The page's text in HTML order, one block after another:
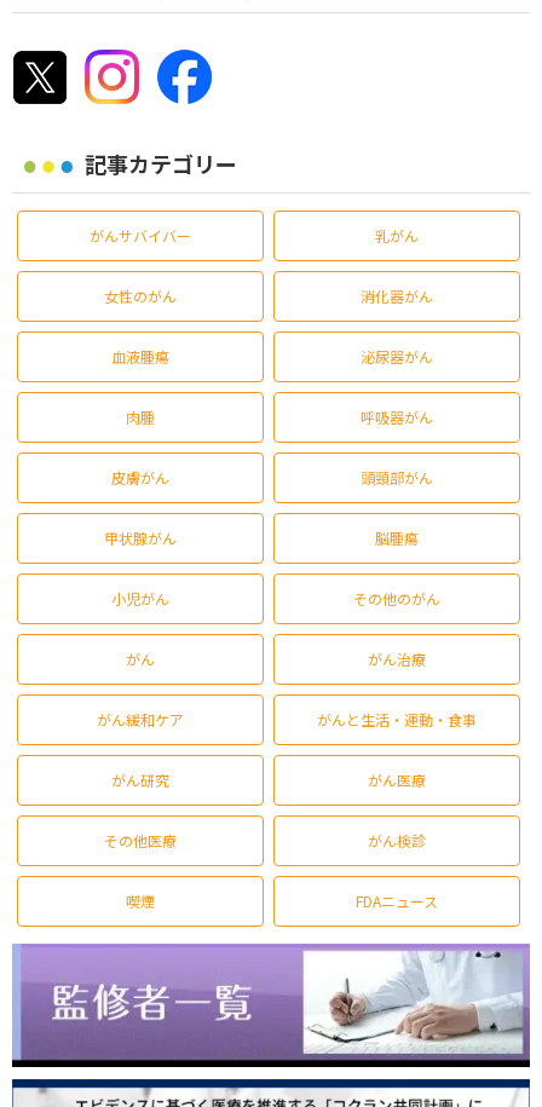
記事カテゴリー
がんサバイバー 乳がん
女性のがん 消化器がん
血液腫瘍 泌尿器がん
肉腫 呼吸器がん
皮膚がん 頭頸部がん
甲状腺がん 脳腫瘍
小児がん その他のがん
がん がん治療
がん緩和ケア がんと生活・運動・食事
がん研究 がん医療
その他医療 がん検診
喫煙 FDAニュース